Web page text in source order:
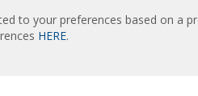
Rideaux d’air
to your preferences based on a
HERE.